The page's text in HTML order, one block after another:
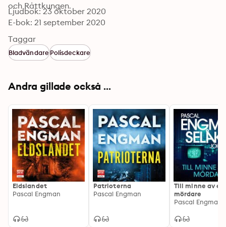
och Råttkungen.
Ljudbok: 23 oktober 2020
E-bok: 21 september 2020
Taggar
BladvändarePolisdeckare
Andra gillade också ...
Eldslandet
Pascal Engman
Patrioterna
Pascal Engman
Till minne av en
mördare